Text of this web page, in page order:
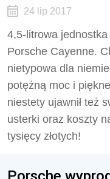
24 lip 2017
4,5-litrowa
Porsche Cayenne.
nietypowa dla
potężną moc i
niestety ujawnił też
usterki oraz koszty
tysięcy złotych!